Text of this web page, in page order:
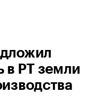
в РТ земли